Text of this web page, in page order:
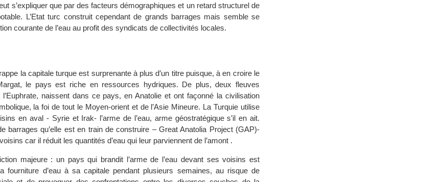
s’expliquer que par des facteurs démographiques et un retard structurel de
L’Etat turc construit cependant de grands barrages mais semble se
courante de l’eau au profit des syndicats de collectivités locales.
la capitale turque est surprenante à plus d’un titre puisque, à en croire le
le pays est riche en ressources hydriques. De plus, deux fleuves
naissent dans ce pays, en Anatolie et ont façonné la civilisation
la foi de tout le Moyen-orient et de l’Asie Mineure. La Turquie utilise
en aval - Syrie et Irak- l’arme de l’eau, arme géostratégique s’il en ait.
barrages qu’elle est en train de construire – Great Anatolia Project (GAP)-
car il réduit les quantités d’eau qui leur parviennent de l’amont .
majeure : un pays qui brandit l’arme de l’eau devant ses voisins est
fourniture d’eau à sa capitale pendant plusieurs semaines, au risque de